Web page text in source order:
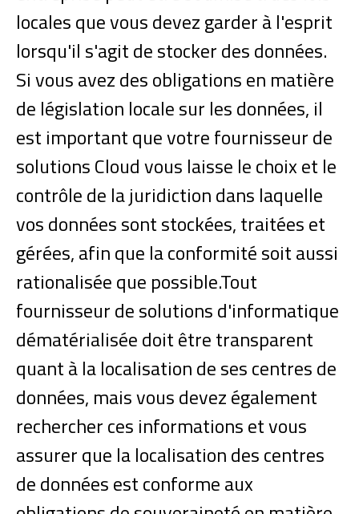
locales que vous devez garder à l'esprit
lorsqu'il s'agit de stocker des données.
Si vous avez des obligations en matière
de législation locale sur les données, il
est important que votre fournisseur de
solutions Cloud vous laisse le choix et le
contrôle de la juridiction dans laquelle
vos données sont stockées, traitées et
gérées, afin que la conformité soit aussi
rationalisée que possible.Tout
fournisseur de solutions d'informatique
dématérialisée doit être transparent
quant à la localisation de ses centres de
données, mais vous devez également
rechercher ces informations et vous
assurer que la localisation des centres
de données est conforme aux